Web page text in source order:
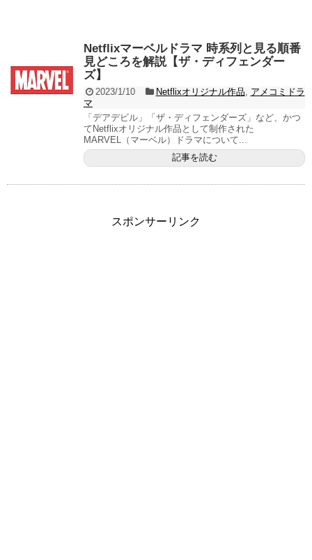
Netflixマーベルドラマ 時系列と見る順番
見どころを解説【ザ・ディフェンダー
ズ】
2023/1/10 Netflixオリジナル作品, アメコミドラ
マ
「デアデビル」「ザ・ディフェンダーズ」など、かつ
てNetflixオリジナル作品として制作された
MARVEL（マーベル）ドラマについて...
記事を読む
スポンサーリンク